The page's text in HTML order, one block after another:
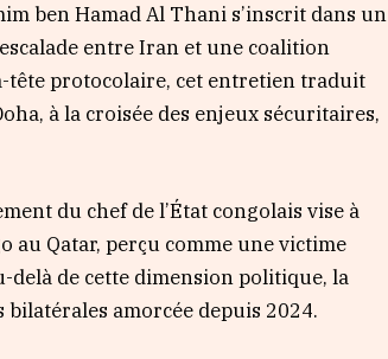
ben Hamad Al Thani s’inscrit dans un
entre Iran et une coalition
tête protocolaire, cet entretien traduit
à la croisée des enjeux sécuritaires,
du chef de l’État congolais vise à
au Qatar, perçu comme une victime
delà de cette dimension politique, la
amorcée depuis 2024.